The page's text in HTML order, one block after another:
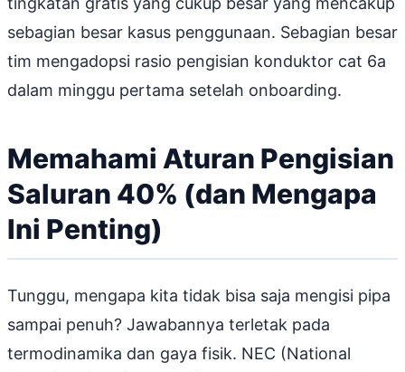
sebagian besar kasus penggunaan. Sebagian besar
tim mengadopsi rasio pengisian konduktor cat 6a
dalam minggu pertama setelah onboarding.
Memahami Aturan Pengisian
Saluran 40% (dan Mengapa
Ini Penting)
Tunggu, mengapa kita tidak bisa saja mengisi pipa
sampai penuh? Jawabannya terletak pada
termodinamika dan gaya fisik. NEC (National